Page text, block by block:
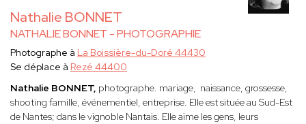
Nathalie BONNET
NATHALIE BONNET - PHOTOGRAPHIE
Photographe à La Boissière-du-Doré 44430
Se déplace à Rezé 44400
Nathalie BONNET, photographe. mariage, naissance, grossesse,
shooting famille, événementiel, entreprise. Elle est située au Sud-Est
de Nantes; dans le vignoble Nantais. Elleaime les gens, leurs